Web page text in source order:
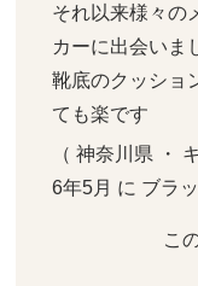
それ以来様々の
カーに出会いま
靴底のクッショ
ても楽です
（ 神奈川県 ・
6年5月 に ブラ
こ